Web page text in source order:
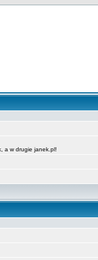
a w drugie janek.pl!